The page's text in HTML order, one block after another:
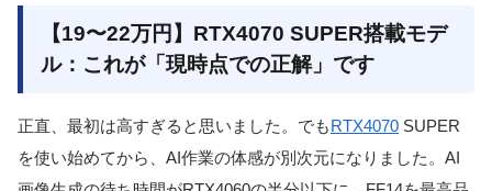
【19〜22万円】RTX4070 SUPER搭載モデ
ル：これが「現時点での正解」です
正直、最初は高すぎると思いました。でもRTX4070 SUPER
を使い始めてから、AI作業の体感が別次元になりました。AI